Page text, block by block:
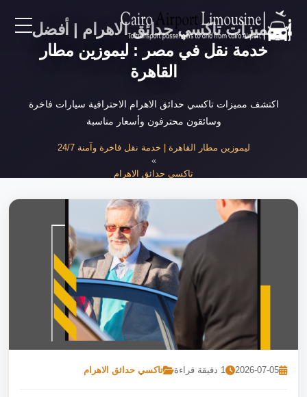
خدمات المطار
نحن
مميزات تاكسي حدائق الاهرام | أفضل
خدمة نقل في مصر : ليموزين مطار
القاهرة
اكتشف مميزات تاكسي حدائق الاهرام الاحترافية سيارات فاخرة
وسائقون محترفون وأسعار مناسبة
ليموزين مطار القاهرة | خدمة نقل فاخرة وآمنة 24/7
تاكسي حدائق الاهرام
مميزات تاكسي حدائق الاهرام الاحترافية
2026-07-05 1 دقيقة قراءة تاكسي حدائق الاهرام